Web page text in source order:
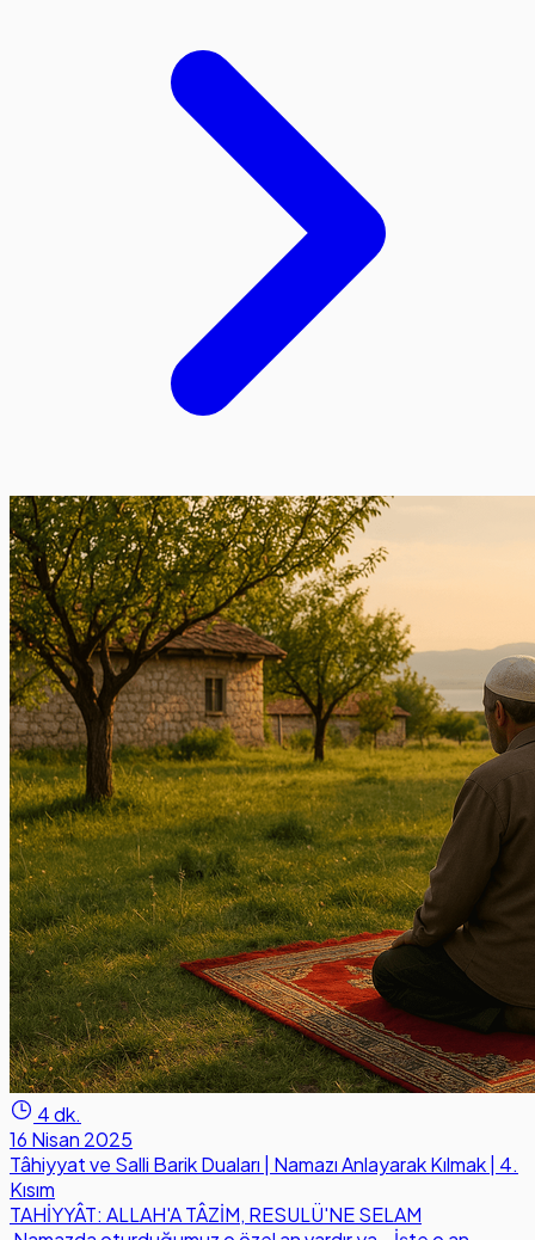
4 dk.
16 Nisan 2025
Tâhiyyat ve Salli Barik Duaları | Namazı Anlayarak Kılmak | 4.
Kısım
TAHİYYÂT: ALLAH'A TÂZİM, RESULÜ'NE SELAM